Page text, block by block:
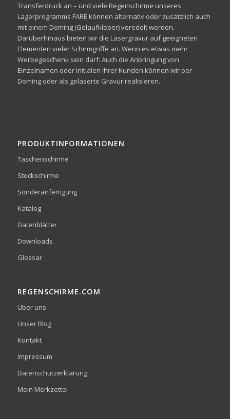
Transferdruck an – und viele Regenschirme unseres
Lagerprogramms FARE können alternativ oder zusätzlich auch
mit einem Doming (Gelaufkleber) veredelt werden.
Darüberhinaus bieten wir die Lasergravur auf geeigneten
Elementen vieler Schirmgriffe an. Wenn es etwas mehr
Werbegeschenk sein darf: Auch die Anbringung von
Einzelnamen oder Initialen Ihrer Kunden können wir per
Doming oder als gelaserte Gravur realisieren.
PRODUKTINFORMATIONEN
Taschenschirme
Stockschirme
Sonderanfertigung
Katalog
Datenblätter
Downloads
Glossar
REGENSCHIRME.COM
Über uns
Unser Blog
Kontakt
Impressum
Datenschutzerklärung
Mein Merkzettel